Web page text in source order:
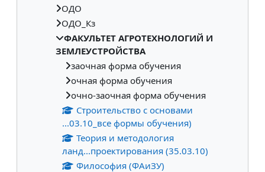
ОДО
ОДО_Кз
ФАКУЛЬТЕТ АГРОТЕХНОЛОГИЙ И
ЗЕМЛЕУСТРОЙСТВА
заочная форма обучения
очная форма обучения
очно-заочная форма обучения
Строительство с основами
...03.10_все формы обучения)
Теория и методология
ланд...проектирования (35.03.10)
Философия (ФАиЗУ)